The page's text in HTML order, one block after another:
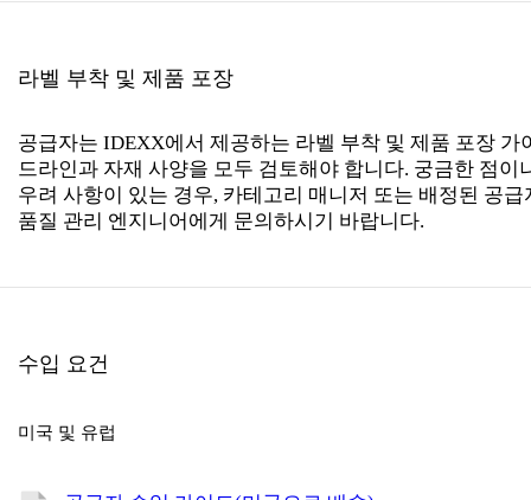
라벨 부착 및 제품 포장
공급자는 IDEXX에서 제공하는 라벨 부착 및 제품 포장 가
드라인과 자재 사양을 모두 검토해야 합니다. 궁금한 점이
우려 사항이 있는 경우, 카테고리 매니저 또는 배정된 공급
품질 관리 엔지니어에게 문의하시기 바랍니다.
수입 요건
미국 및 유럽